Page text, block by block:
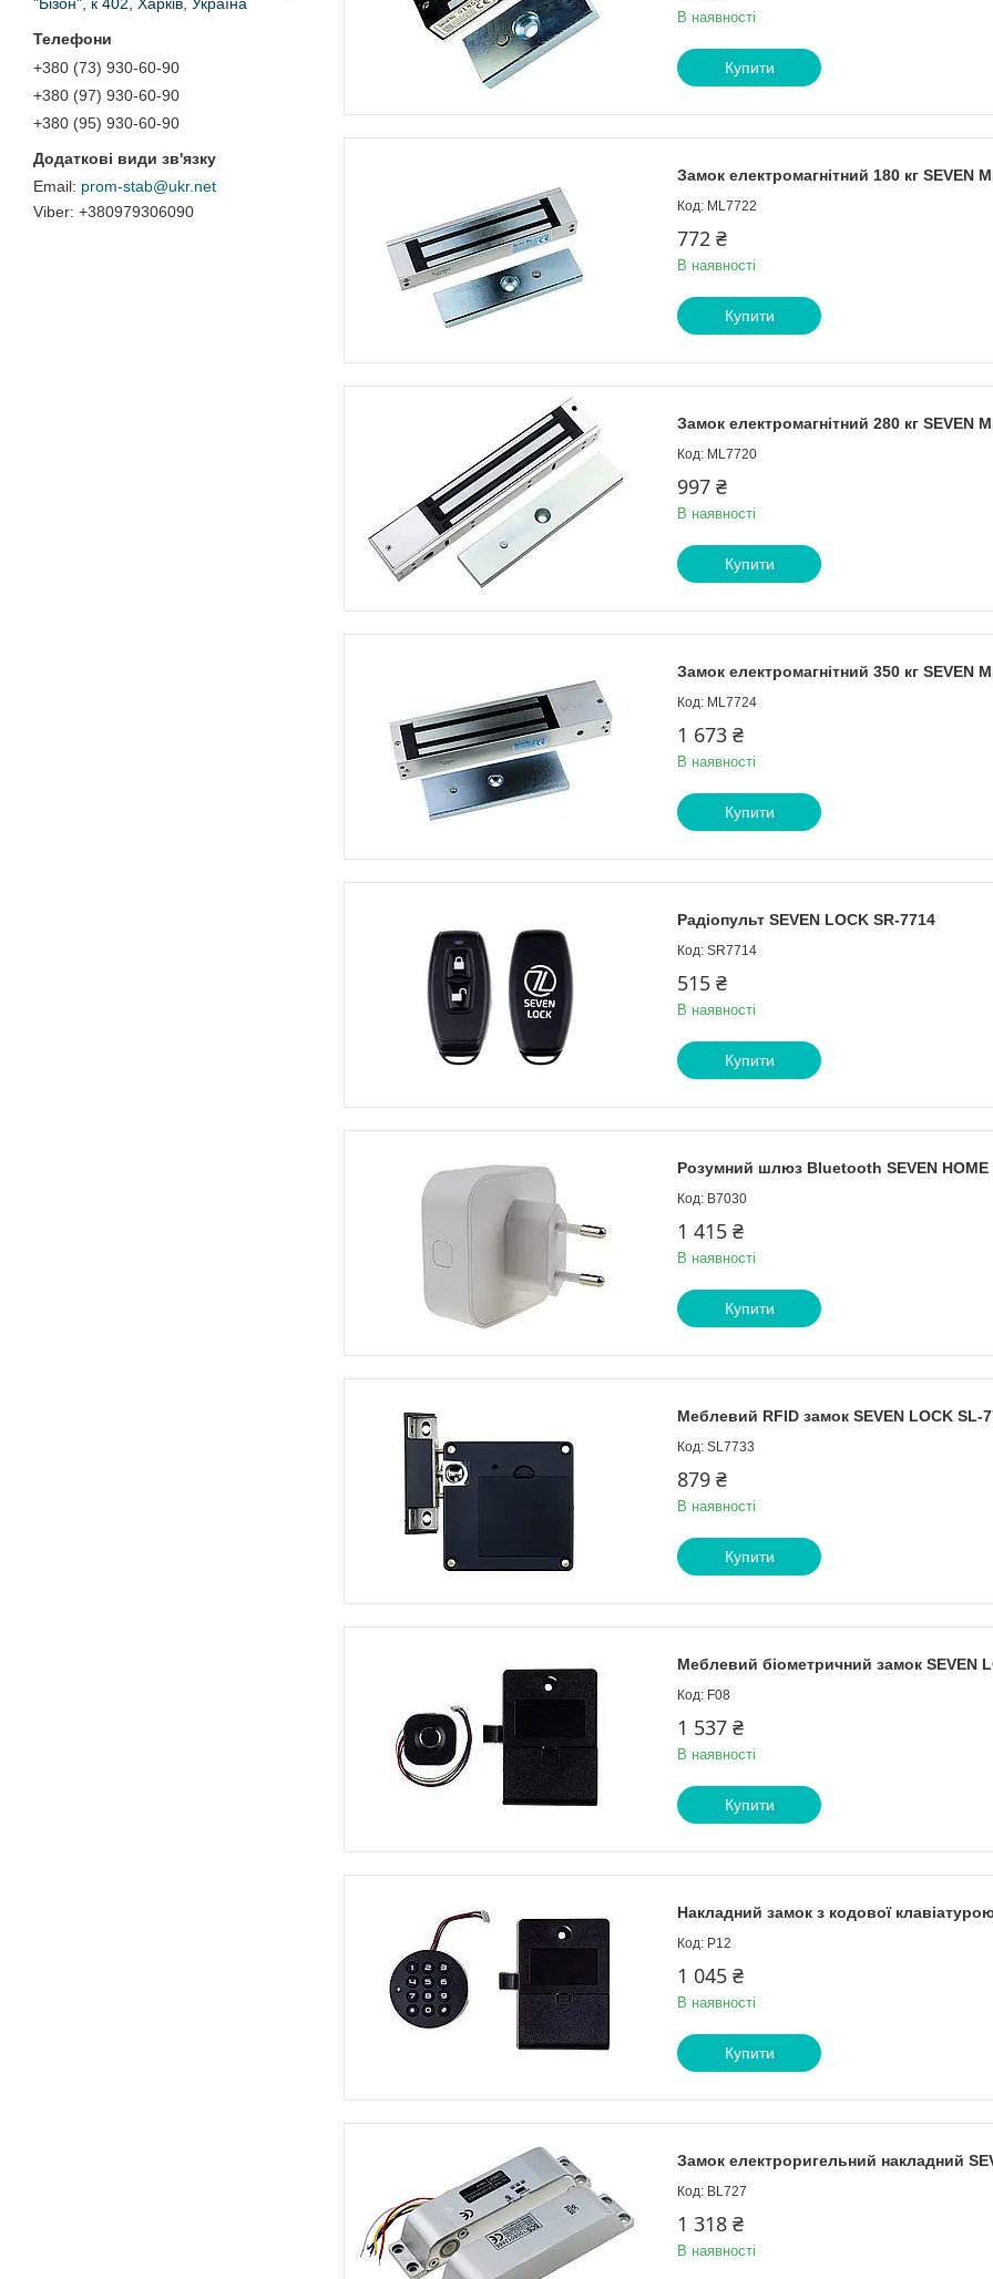
"Бізон", к 402, Харків, Україна
+380 (73) 930-60-90
+380 (97) 930-60-90
+380 (95) 930-60-90
prom-stab@ukr.net
+380979306090
В наявності
Купити
Замок електромагнітний 180 кг SEVEN
ML7722
772 ₴
В наявності
Купити
Замок електромагнітний 280 кг SEVEN
ML7720
997 ₴
В наявності
Купити
Замок електромагнітний 350 кг SEVEN
ML7724
1 673 ₴
В наявності
Купити
Радіопульт SEVEN LOCK SR-7714
SR7714
515 ₴
В наявності
Купити
Розумний шлюз Bluetooth SEVEN HOME
B7030
1 415 ₴
В наявності
Купити
Меблевий RFID замок SEVEN LOCK SL-
SL7733
879 ₴
В наявності
Купити
Меблевий біометричний замок SEVEN
F08
1 537 ₴
В наявності
Купити
Накладний замок з кодової
P12
1 045 ₴
В наявності
Купити
Замок електроригельний накладний
BL727
1 318 ₴
В наявності